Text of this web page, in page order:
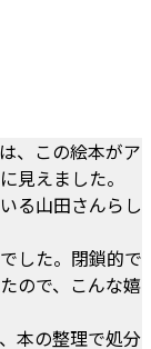
、この絵本がア
見えました。
る山田さんらし
した。閉鎖的で
ので、こんな嬉
本の整理で処分